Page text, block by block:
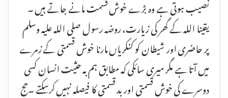
نصیب ہوتی ہے وہ بڑے خوش قسمت مانے جاتے ہیں ۔
یقینا اللہ کے گھر کی زیارت، روضہ رسول صلی اللہ علیہ وسلم
پر حاضری اور شیطان کو کنکریاں مارنا خوش قسمتی کے زمرے
میں آتا ہے مگر میری سائکی کہ مطابق ہم بہ حثیت انسان کسی
دوسرے کی خوش قسمتی اور بد قسمتی کا فیصلہ نہیں کرسکتے ۔حج